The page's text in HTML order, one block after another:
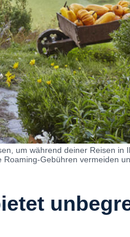
um während deiner Reisen in
Gebühren vermeiden